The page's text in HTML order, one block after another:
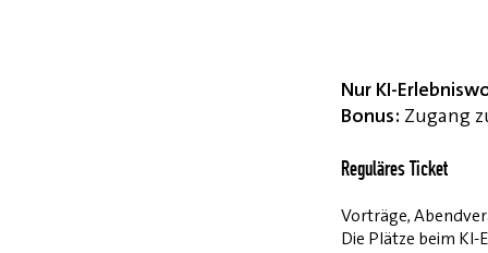
Nur KI-
Bonus: Zugang
Reguläres Ticket
Vorträge,
Die Plätze beim